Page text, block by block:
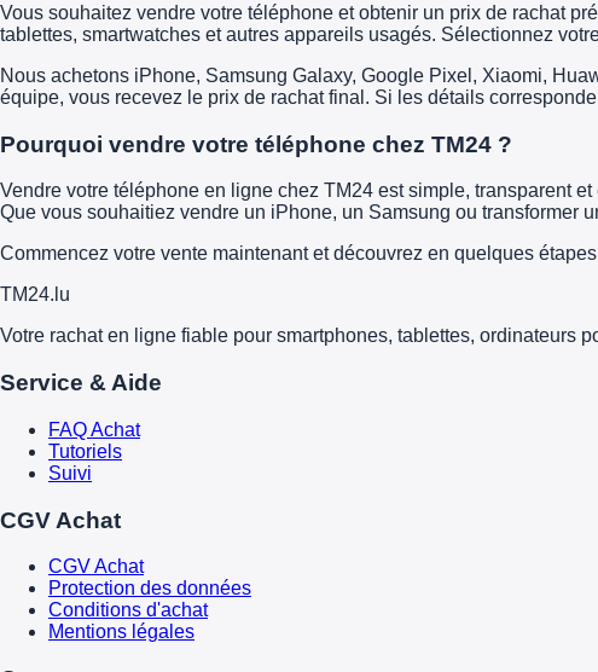
Vous souhaitez vendre votre téléphone et obtenir un prix de rachat
tablettes, smartwatches et autres appareils usagés. Sélectionnez
Nous achetons iPhone, Samsung Galaxy, Google Pixel, Xiaomi,
équipe, vous recevez le prix de rachat final. Si les détails
Pourquoi vendre votre téléphone chez TM24 ?
Vendre votre téléphone en ligne chez TM24 est simple, transparent
Que vous souhaitiez vendre un iPhone, un Samsung ou transformer
Commencez votre vente maintenant et découvrez en quelques
TM24.lu
Votre rachat en ligne fiable pour smartphones, tablettes, ordinateurs
Service & Aide
FAQ Achat
Tutoriels
Suivi
CGV Achat
CGV Achat
Protection des données
Conditions d'achat
Mentions légales